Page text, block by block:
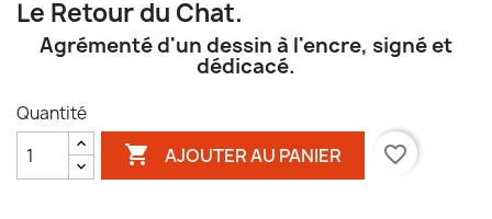
Le Retour du Chat.
Agrémenté d'un dessin à l'encre, signé et
dédicacé.
Quantité
 AJOUTER AU PANIER favorite_border